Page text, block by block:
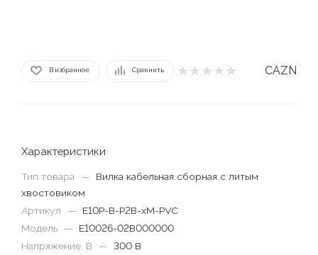
В избранное Сравнить CAZN
Характеристики
Тип товара —
Вилка кабельная сборная с литым
хвостовиком
Артикул
—
E10P-B-P2B-xM-PVC
Модель
—
E10026-02B000000
Напряжение, В
— 300 В